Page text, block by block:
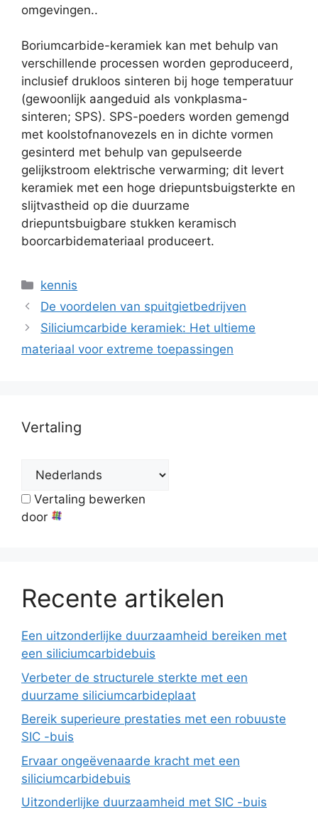
omgevingen..
Boriumcarbide-keramiek kan met behulp van
verschillende processen worden geproduceerd,
inclusief drukloos sinteren bij hoge temperatuur
(gewoonlijk aangeduid als vonkplasma-
sinteren; SPS). SPS-poeders worden gemengd
met koolstofnanovezels en in dichte vormen
gesinterd met behulp van gepulseerde
gelijkstroom elektrische verwarming; dit levert
keramiek met een hoge driepuntsbuigsterkte en
slijtvastheid op die duurzame
driepuntsbuigbare stukken keramisch
boorcarbidemateriaal produceert.
Categorieën
kennis
De voordelen van spuitgietbedrijven
Siliciumcarbide keramiek: Het ultieme
materiaal voor extreme toepassingen
Vertaling
Vertaling bewerken
door
Recente artikelen
Een uitzonderlijke duurzaamheid bereiken met
een siliciumcarbidebuis
Verbeter de structurele sterkte met een
duurzame siliciumcarbideplaat
Bereik superieure prestaties met een robuuste
SIC -buis
Ervaar ongeëvenaarde kracht met een
siliciumcarbidebuis
Uitzonderlijke duurzaamheid met SIC -buis